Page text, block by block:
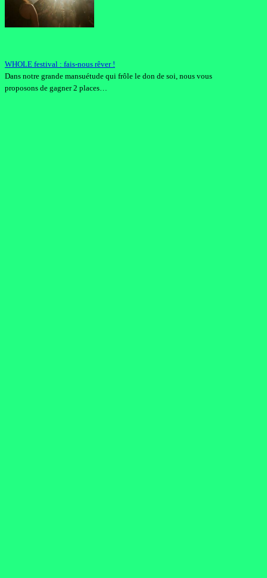
WHOLE festival : fais-nous rêver !
Dans notre grande mansuétude qui frôle le don de soi, nous vous
proposons de gagner 2 places…